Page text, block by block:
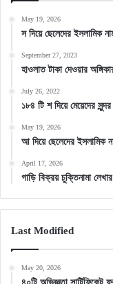
May 19, 2026
স দিয়ে ছেলেদের
September 27, 2023
হাওলাত টাকা দেওয়ার
July 26, 2022
১৮৪ টি শ দিয়ে মেয়েদের
May 19, 2026
আ দিয়ে ছেলেদের
April 17, 2026
গাড়ি বিক্রয় চুক্তিনামা
Last Modified
May 20, 2026